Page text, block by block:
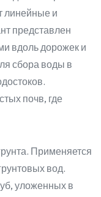
линейные и
представлен
вдоль дорожек и
сбора воды в
почв, где
Применяется
вод.
уложенных в